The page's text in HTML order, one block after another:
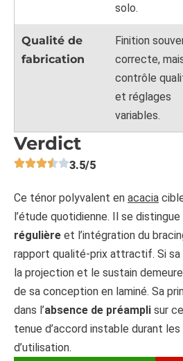
solo.
Qualité de
fabrication
Finition
correcte,
contrôle
et réglages
variables.
Verdict
3.5/5
Ce ténor polyvalent en acacia
l’étude quotidienne. Il se distingue
régulière et l’intégration du
rapport qualité-prix attractif. Si
la projection et le sustain
de sa conception en laminé. Sa
dans l’absence de préampli sur
tenue d’accord instable durant
d’utilisation.